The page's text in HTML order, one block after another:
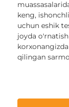
keng,
uchun eshik
joyda
qilingan